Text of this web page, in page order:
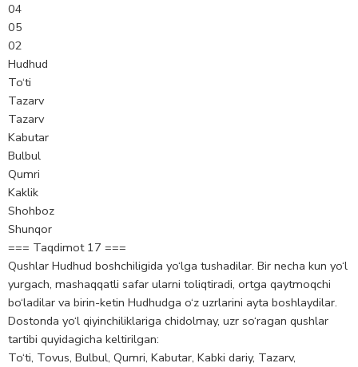
04
05
02
Hudhud
To‘ti
Tazarv
Tazarv
Kabutar
Bulbul
Qumri
Kaklik
Shohboz
Shunqor
=== Taqdimot 17 ===
Qushlar Hudhud boshchiligida yo‘lga tushadilar. Bir necha kun yo‘l
yurgach, mashaqqatli safar ularni toliqtiradi, ortga qaytmoqchi
bo‘ladilar va birin-ketin Hudhudga o‘z uzrlarini ayta boshlaydilar.
Dostonda yo‘l qiyinchiliklariga chidolmay, uzr so‘ragan qushlar
tartibi quyidagicha keltirilgan:
To‘ti, Tovus, Bulbul, Qumri, Kabutar, Kabki dariy, Tazarv,